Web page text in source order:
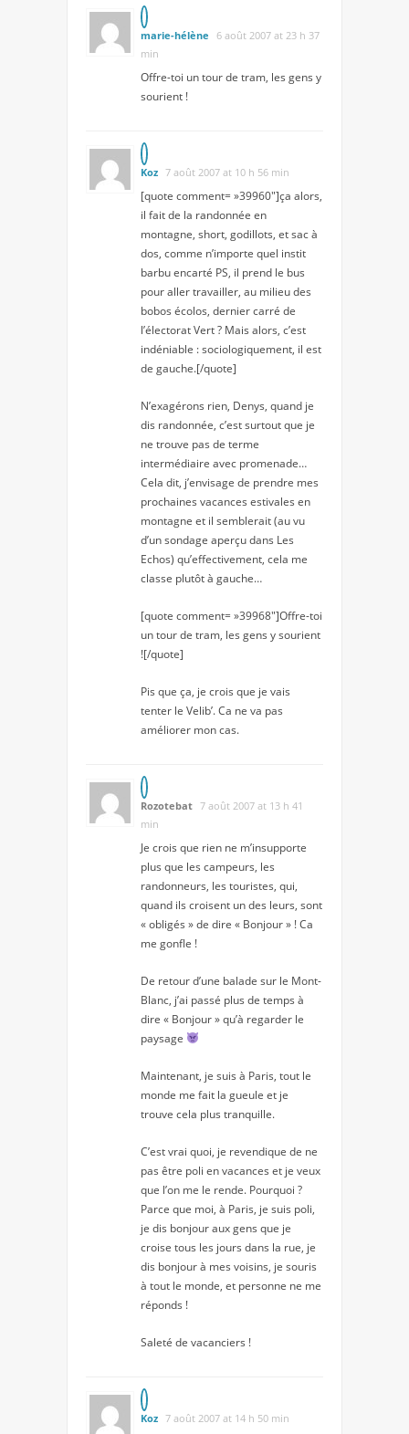
marie-hélène 6 août 2007 at 23 h 37
min
Offre-toi un tour de tram, les gens y
sourient !
Koz 7 août 2007 at 10 h 56 min
[quote comment= »39960″]ça alors,
il fait de la randonnée en
montagne, short, godillots, et sac à
dos, comme n’importe quel instit
barbu encarté PS, il prend le bus
pour aller travailler, au milieu des
bobos écolos, dernier carré de
l’électorat Vert ? Mais alors, c’est
indéniable : sociologiquement, il est
de gauche.[/quote]
N’exagérons rien, Denys, quand je
dis randonnée, c’est surtout que je
ne trouve pas de terme
intermédiaire avec promenade…
Cela dit, j’envisage de prendre mes
prochaines vacances estivales en
montagne et il semblerait (au vu
d’un sondage aperçu dans Les
Echos) qu’effectivement, cela me
classe plutôt à gauche…
[quote comment= »39968″]Offre-toi
un tour de tram, les gens y sourient
![/quote]
Pis que ça, je crois que je vais
tenter le Velib’. Ca ne va pas
améliorer mon cas.
Rozotebat 7 août 2007 at 13 h 41
min
Je crois que rien ne m’insupporte
plus que les campeurs, les
randonneurs, les touristes, qui,
quand ils croisent un des leurs, sont
« obligés » de dire « Bonjour » ! Ca
me gonfle !
De retour d’une balade sur le Mont-
Blanc, j’ai passé plus de temps à
dire « Bonjour » qu’à regarder le
paysage
Maintenant, je suis à Paris, tout le
monde me fait la gueule et je
trouve cela plus tranquille.
C’est vrai quoi, je revendique de ne
pas être poli en vacances et je veux
que l’on me le rende. Pourquoi ?
Parce que moi, à Paris, je suis poli,
je dis bonjour aux gens que je
croise tous les jours dans la rue, je
dis bonjour à mes voisins, je souris
à tout le monde, et personne ne me
réponds !
Saleté de vacanciers !
Koz 7 août 2007 at 14 h 50 min